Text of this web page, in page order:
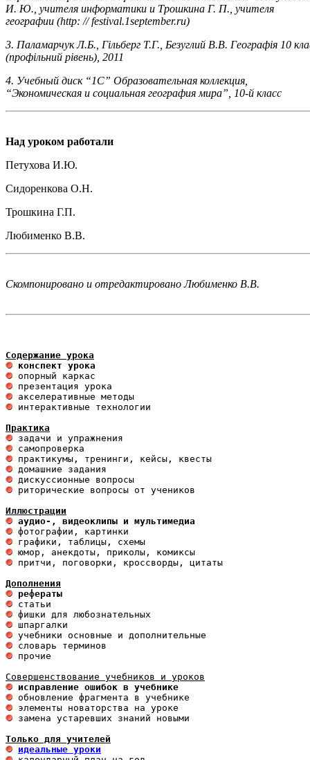
И. Ю., учителя информатики и Трошкина Г. П., учителя
географии (http: // festival.1september.ru)
3. Паламарчук Л.Б., Гільберг Т.Г., Безуглий В.В. Географія 10
(профільний рівень), 2011
4. Учебный диск “1С” Образовательная коллекция,
“Экономическая и социальная география мира”, 10-й класс
Над уроком работали
Петухова И.Ю.
Сидоренкова О.Н.
Трошкина Г.П.
Любименко В.В.
Скомпонировано и отредактировано Любименко В.В.
Содержание урока
конспект урока
интерактивные технологии
Практика
риторические вопросы от учеников
Иллюстрации
аудио-, видеоклипы и мультимедиа
притчи, поговорки, кроссворды, цитаты
Дополнения
рефераты
исправление ошибок в учебнике
замена устаревших знаний новыми
Только для учителей
идеальные уроки